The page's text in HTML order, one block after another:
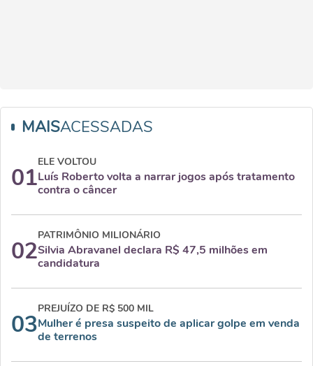
MAISACESSADAS
01
ELE VOLTOU
Luís Roberto volta a narrar jogos após tratamento
contra o câncer
02
PATRIMÔNIO MILIONÁRIO
Silvia Abravanel declara R$ 47,5 milhões em
candidatura
03
PREJUÍZO DE R$ 500 MIL
Mulher é presa suspeito de aplicar golpe em venda
de terrenos